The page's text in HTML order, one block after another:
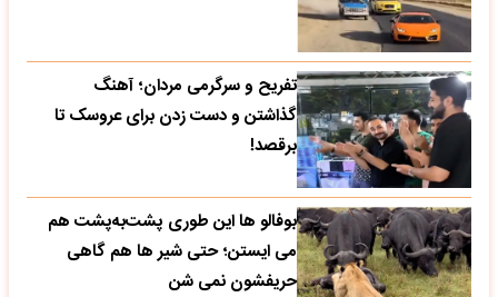
تفریح و سرگرمی مردان؛ آهنگ
گذاشتن و دست زدن برای عروسک تا
برقصد!
بوفالو ها این‌ طوری پشت‌به‌پشت هم
می‌ ایستن؛ حتی شیر ها هم گاهی
حریفشون نمی‌ شن